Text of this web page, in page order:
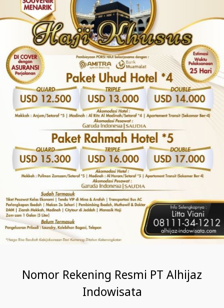
Nomor Rekening Resmi PT Alhijaz
Indowisata